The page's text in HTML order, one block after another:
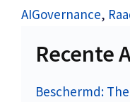
AIGovernance,
Recente
Beschermd: